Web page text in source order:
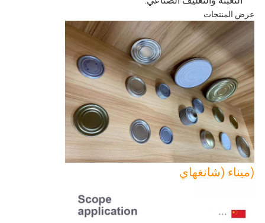
عرض المنتجات
(ميناء (شانغهاي